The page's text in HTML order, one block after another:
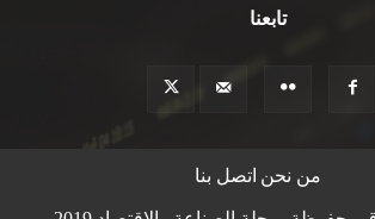
تابعنا
من نحن اتصل بنا